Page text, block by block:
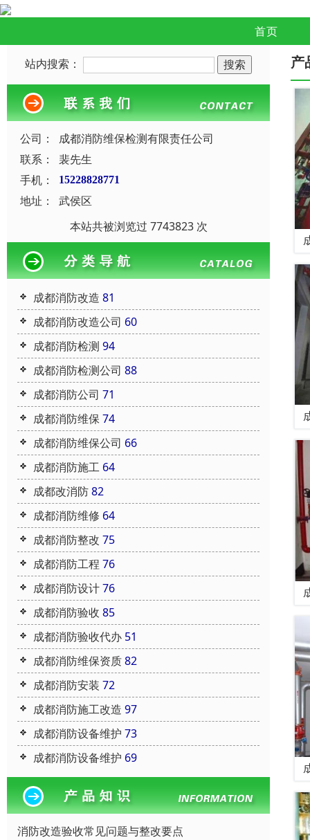
首页
站内搜索：
公司：
成都消防维保检测有限责任公司
联系：
裴先生
手机：
15228828771
地址：
武侯区
本站共被浏览过 7743823 次
成都消防改造 81
成都消防改造公司 60
成都消防检测 94
成都消防检测公司 88
成都消防公司 71
成都消防维保 74
成都消防维保公司 66
成都消防施工 64
成都改消防82
成都消防维修 64
成都消防整改 75
成都消防工程 76
成都消防设计76
成都消防验收 85
成都消防验收代办 51
成都消防维保资质82
成都消防安装 72
成都消防施工改造 97
成都消防设备维护 73
成都消防设备维护 69
消防改造验收常见问题与整改要点
产